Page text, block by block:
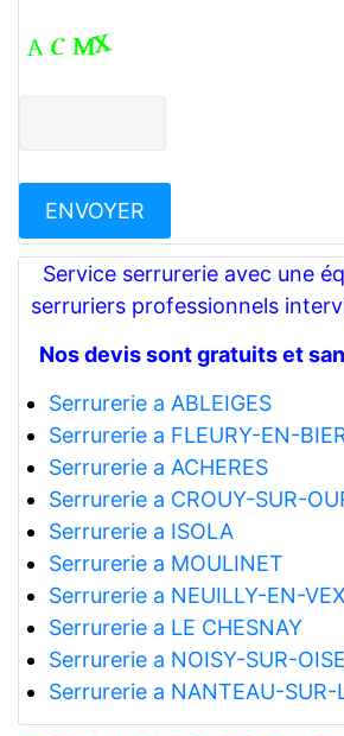
Service serrurerie avec une
serruriers professionnels
Nos devis sont gratuits et
Serrurerie a ABLEIGES
Serrurerie a FLEURY-EN-
Serrurerie a ACHERES
Serrurerie a CROUY-SUR-
Serrurerie a ISOLA
Serrurerie a MOULINET
Serrurerie a NEUILLY-EN-
Serrurerie a LE CHESNAY
Serrurerie a NOISY-SUR-OISE
Serrurerie a NANTEAU-SUR-